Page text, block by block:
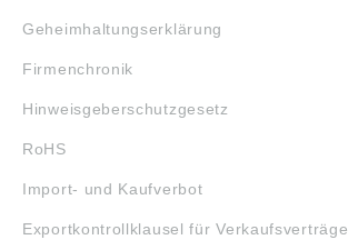
Geheimhaltungserklärung
Firmenchronik
Hinweisgeberschutzgesetz
RoHS
Import- und Kaufverbot
Exportkontrollklausel für Verkaufsverträge